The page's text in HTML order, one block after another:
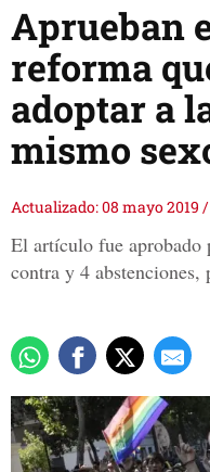
Aprueban
reforma
adoptar a
mismo
Actualizado: 08 mayo 2019 /
El artículo fue aprobado
contra y 4 abstenciones,